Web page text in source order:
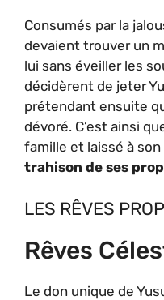
Consumés par la
devaient trouver un
lui sans éveiller les
décidèrent de jeter
prétendant ensuite
dévoré. C’est ainsi
famille et laissé à
trahison de ses
LES RÊVES
Rêves
Le don unique de